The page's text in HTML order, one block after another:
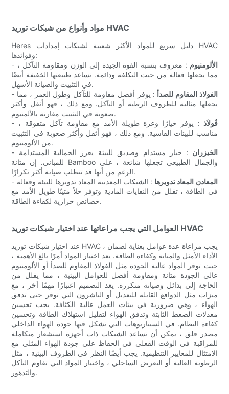
مواد وأنواع من شبكات توريد HVAC
Heres دليل سريع للمواد الأكثر شعبية لشبكات إمدادات HVAC
وفوائدها:
-
الألومنيوم : معروف بنسبة القوة الجيدة إلى الوزن ومقاومة التآكل ،
مما يجعلها فعالة من حيث التكلفة ودائمة. تساعد طبيعتها الخفيفة أيضًا
في التثبيت والصيانة الأسهل.
-
الفولاذ المقاوم للصدأ : يوفر أفضل مقاومة للتآكل وطول العمر ، مما
يجعلها مثالية للظروف الرطبة أو التآكل. ومع ذلك ، فهو أثقل وأكثر
صعوبة في التثبيت مقارنة بالألمنيوم.
-
فُولاَذ : يوفر خيارًا وعرة طويلة الأمد مع مقاومة تآكل متفوقة ،
مناسب للبيئات القاسية. ومع ذلك ، فهو أثقل وأكثر صعوبة في التثبيت
من الألومنيوم.
-
الخيزران : خيار مستدام وصديق للبيئة يعزز الجمالية المستدامة
للمباني. إن متانة Bamboo والجمال الطبيعي تجعلها شائعة ، على
الرغم من أنها قد تتطلب صيانة أكثر تكرارًا.
-
المعادن المعاد تدويرها : الشبكات المعدنية المعاد تدويرها للبيئة وفعالة
في الطاقة ، تقلل من النفايات المادية وتوفر حلاً متينًا طويل الأمد مع
خصائص حرارية لكفاءة الطاقة.
العوامل التي يجب مراعاتها عند اختيار شبكات توريد HVAC
عند اختيار شبكات توريد HVAC ، يجب مراعاة عدة عوامل بعناية لضمان
الأداء الأمثل والمتانة وكفاءة الطاقة. يعد اختيار المواد أمرًا بالغ الأهمية ،
حيث توفر المواد عالية الجودة مثل الفولاذ المقاوم للصدأ أو الألومنيوم
عالي الجودة متانة ومقاومة أفضل للعوامل البيئية ، مما يقلل من
الحاجة إلى بدائل وصيانة متكررة. يعد التصميم اعتبارًا مهمًا آخر ، مع
ميزات مثل الدوافع القابلة للتعديل أو الناشرون التي توفر حتى تدفق
الهواء ، وهي ضرورية في بيئات العمل عالية الكثافة. يجب تحسين
معدلات الضغط الثابتة وتدفق الهواء لتقليل استهلاك الطاقة وتحسين
كفاءة النظام. في السيناريوهات التي تشكل فيها جودة الهواء الداخلي
مصدر قلق ، يمكن أن تساعد الشبكات ذات أجهزة استشعار متكاملة
للمراقبة في الوقت الفعلي في الحفاظ على جودة الهواء المثلى مع
الامتثال للمعايير التنظيمية. يجب أيضًا النظر في الظروف البيئية ، مثل
الرطوبة العالية أو التعرض الساحلي ، واختيار المواد التي تقاوم التآكل
والتدهور.